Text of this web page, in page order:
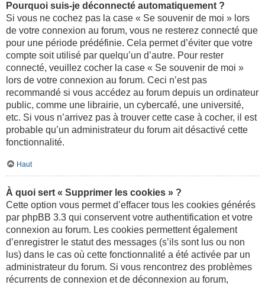
Pourquoi suis-je déconnecté automatiquement ?
Si vous ne cochez pas la case « Se souvenir de moi » lors
de votre connexion au forum, vous ne resterez connecté que
pour une période prédéfinie. Cela permet d’éviter que votre
compte soit utilisé par quelqu’un d’autre. Pour rester
connecté, veuillez cocher la case « Se souvenir de moi »
lors de votre connexion au forum. Ceci n’est pas
recommandé si vous accédez au forum depuis un ordinateur
public, comme une librairie, un cybercafé, une université,
etc. Si vous n’arrivez pas à trouver cette case à cocher, il est
probable qu’un administrateur du forum ait désactivé cette
fonctionnalité.
Haut
À quoi sert « Supprimer les cookies » ?
Cette option vous permet d’effacer tous les cookies générés
par phpBB 3.3 qui conservent votre authentification et votre
connexion au forum. Les cookies permettent également
d’enregistrer le statut des messages (s’ils sont lus ou non
lus) dans le cas où cette fonctionnalité a été activée par un
administrateur du forum. Si vous rencontrez des problèmes
récurrents de connexion et de déconnexion au forum,